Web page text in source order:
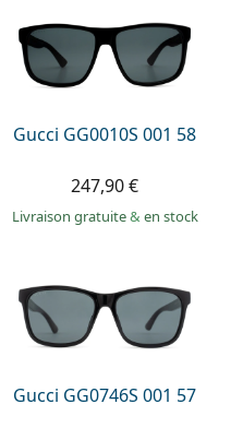
Gucci GG0010S 001 58
247,90 €
Livraison gratuite& en stock
Gucci GG0746S 001 57